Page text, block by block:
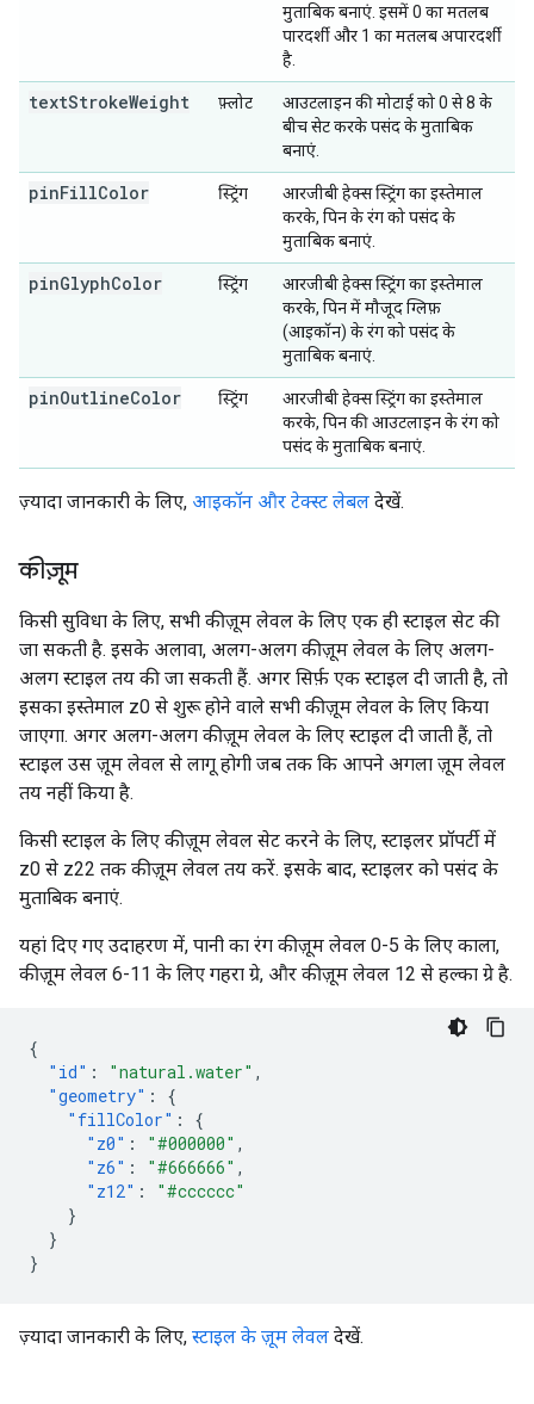
मुताबिक बनाएं. इसमें 0 का मतलब
पारदर्शी और 1 का मतलब अपारदर्शी
है.
textStrokeWeight फ़्लोट
आउटलाइन की मोटाई को 0 से 8 के
बीच सेट करके पसंद के मुताबिक
बनाएं.
pinFillColor स्ट्रिंग
आरजीबी हेक्स स्ट्रिंग का इस्तेमाल
करके, पिन के रंग को पसंद के
मुताबिक बनाएं.
pinGlyphColor स्ट्रिंग
आरजीबी हेक्स स्ट्रिंग का इस्तेमाल
करके, पिन में मौजूद ग्लिफ़
(आइकॉन) के रंग को पसंद के
मुताबिक बनाएं.
pinOutlineColor स्ट्रिंग
आरजीबी हेक्स स्ट्रिंग का इस्तेमाल
करके, पिन की आउटलाइन के रंग को
पसंद के मुताबिक बनाएं.
ज़्यादा जानकारी के लिए, आइकॉन और टेक्स्ट लेबल देखें.
कीज़ूम
किसी सुविधा के लिए, सभी कीज़ूम लेवल के लिए एक ही स्टाइल सेट की
जा सकती है. इसके अलावा, अलग-अलग कीज़ूम लेवल के लिए अलग-
अलग स्टाइल तय की जा सकती हैं. अगर सिर्फ़ एक स्टाइल दी जाती है, तो
इसका इस्तेमाल z0 से शुरू होने वाले सभी कीज़ूम लेवल के लिए किया
जाएगा. अगर अलग-अलग कीज़ूम लेवल के लिए स्टाइल दी जाती हैं, तो
स्टाइल उस ज़ूम लेवल से लागू होगी जब तक कि आपने अगला ज़ूम लेवल
तय नहीं किया है.
किसी स्टाइल के लिए कीज़ूम लेवल सेट करने के लिए, स्टाइलर प्रॉपर्टी में
z0 से z22 तक कीज़ूम लेवल तय करें. इसके बाद, स्टाइलर को पसंद के
मुताबिक बनाएं.
यहां दिए गए उदाहरण में, पानी का रंग कीज़ूम लेवल 0-5 के लिए काला,
कीज़ूम लेवल 6-11 के लिए गहरा ग्रे, और कीज़ूम लेवल 12 से हल्का ग्रे है.
{
"id" : "natural.water" ,
"geometry" :
{
"fillColor" :
{
"z0" : "#000000" ,
"z6" : "#666666" ,
"z12" :
"#cccccc"
}
}
}
ज़्यादा जानकारी के लिए, स्टाइल के ज़ूम लेवल देखें.